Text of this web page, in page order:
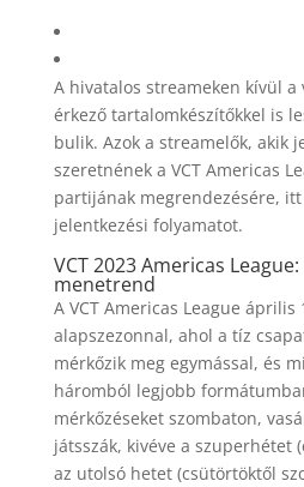
A hivatalos streameken kívül
érkező tartalomkészítőkkel is
bulik. Azok a streamelők, akik
szeretnének a VCT Americas
partijának megrendezésére,
jelentkezési folyamatot.
VCT 2023 Americas
menetrend
A VCT Americas League április
alapszezonnal, ahol a tíz
mérkőzik meg egymással, és
háromból legjobb
mérkőzéseket szombaton,
játsszák, kivéve a szuperhétet
az utolsó hetet (csütörtöktől